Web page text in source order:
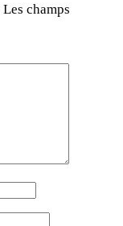
Les champs